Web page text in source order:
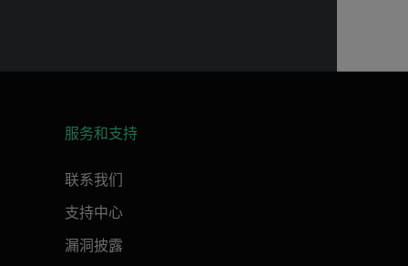
服务和支持
联系我们
支持中心
漏洞披露